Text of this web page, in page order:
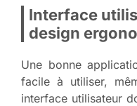
Interface
design
Une bonne
facile à utiliser,
interface utilisateur